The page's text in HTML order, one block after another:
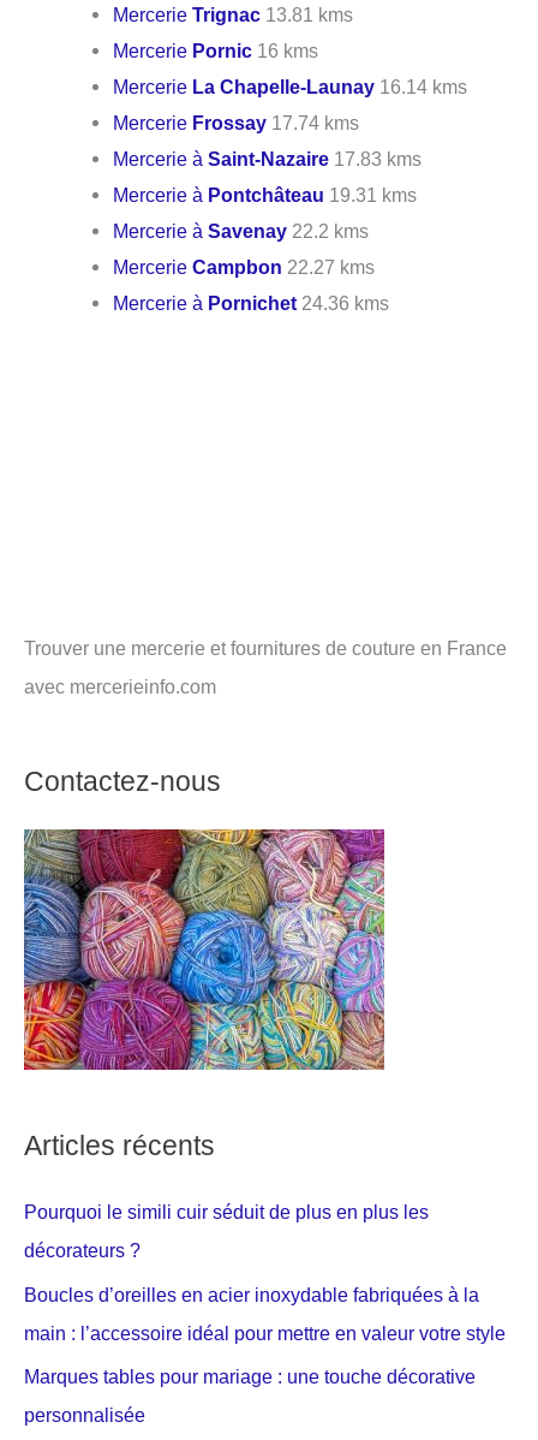
MercerieTrignac 13.81 kms
Mercerie Pornic 16 kms
Mercerie La Chapelle-Launay 16.14 kms
Mercerie Frossay 17.74 kms
Mercerie àSaint-Nazaire 17.83 kms
Mercerie à Pontchâteau 19.31 kms
Mercerie àSavenay 22.2 kms
MercerieCampbon 22.27 kms
Mercerie à Pornichet 24.36 kms
Trouver une mercerie et fournitures de couture en France
avec mercerieinfo.com
Contactez-nous
Articles récents
Pourquoi le simili cuir séduit de plus en plus les
décorateurs ?
Boucles d’oreilles en acier inoxydable fabriquées à la
main : l’accessoire idéal pour mettre en valeur votre style
Marques tables pour mariage : une touche décorative
personnalisée